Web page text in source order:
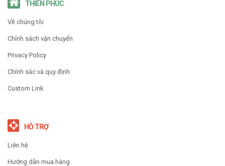
THIÊN PHÚC
Về chúng tôi
Chính sách vận chuyển
Privacy Policy
Chính sác và quy định
Custom Link
HỖ TRỢ
Liên hệ
Hướng dẫn mua hàng